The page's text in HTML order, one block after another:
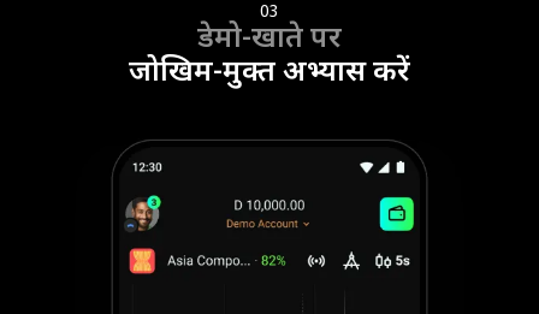
03
डेमो-खाते पर
जोखिम-मुक्त अभ्यास करें